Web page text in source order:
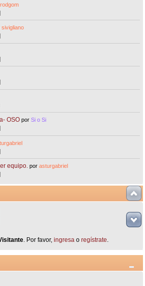
sivigliano
OSO porSi o Si
equipo. porasturgabriel
. Por favor, ingresao regístrate.